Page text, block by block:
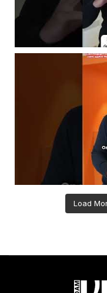
Load